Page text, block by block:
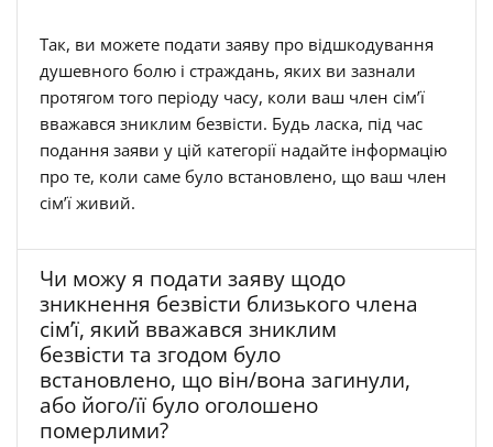
Так, ви можете подати заяву про відшкодування
душевного болю і страждань, яких ви зазнали
протягом того періоду часу, коли ваш член сім’ї
вважався зниклим безвісти. Будь ласка, під час
подання заяви у цій категорії надайте інформацію
про те, коли саме було встановлено, що ваш член
сім’ї живий.
Чи можу я подати заяву щодо
зникнення безвісти близького члена
сім’ї, який вважався зниклим
безвісти та згодом було
встановлено, що він/вона загинули,
або його/її було оголошено
померлими?